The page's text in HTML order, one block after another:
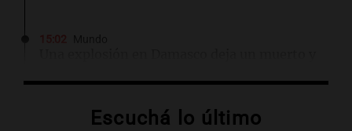
siria
Escuchá lo último